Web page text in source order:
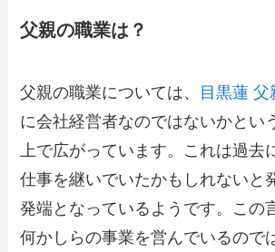
父親の職業は？
父親の職業については、 目黒蓮 父
に会社経営者なのではないかとい
上で広がっています。これは過去
仕事を継いでいたかもしれないと
発端となっているようです。この
何かしらの事業を営んでいるので